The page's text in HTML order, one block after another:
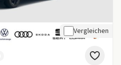
Vergleichen